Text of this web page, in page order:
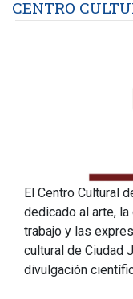
CENTRO
El Centro Cultural
dedicado al arte,
trabajo y las
cultural de Ciudad
divulgación